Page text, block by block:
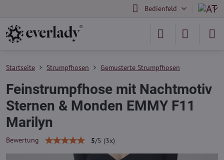
Bedienfeld
Startseite Strumpfhosen Gemusterte Strumpfhosen
Feinstrumpfhose mit Nachtmotiv
Sternen & Monden EMMY F11
Marilyn
Bewertung 5/5 (3x)